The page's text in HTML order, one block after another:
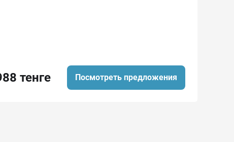
тенге Посмотреть предложения